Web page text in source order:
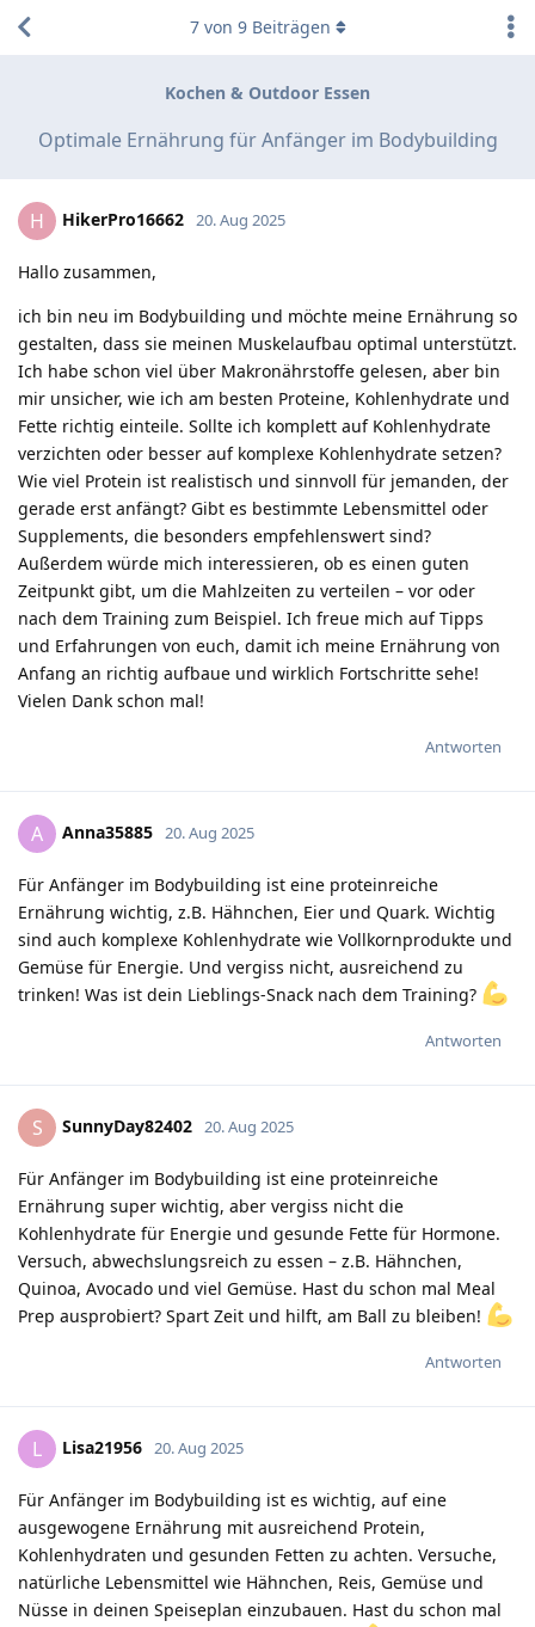
Kochen & Outdoor Essen
Optimale Ernährung für Anfänger im Bodybuilding
7von 9Beiträgen
H HikerPro16662 20. Aug 2025
Hallo zusammen,
ich bin neu im Bodybuilding und möchte meine Ernährung so
gestalten, dass sie meinen Muskelaufbau optimal unterstützt.
Ich habe schon viel über Makronährstoffe gelesen, aber bin
mir unsicher, wie ich am besten Proteine, Kohlenhydrate und
Fette richtig einteile. Sollte ich komplett auf Kohlenhydrate
verzichten oder besser auf komplexe Kohlenhydrate setzen?
Wie viel Protein ist realistisch und sinnvoll für jemanden, der
gerade erst anfängt? Gibt es bestimmte Lebensmittel oder
Supplements, die besonders empfehlenswert sind?
Außerdem würde mich interessieren, ob es einen guten
Zeitpunkt gibt, um die Mahlzeiten zu verteilen – vor oder
nach dem Training zum Beispiel. Ich freue mich auf Tipps
und Erfahrungen von euch, damit ich meine Ernährung von
Anfang an richtig aufbaue und wirklich Fortschritte sehe!
Vielen Dank schon mal!
Antworten
A Anna35885 20. Aug 2025
Für Anfänger im Bodybuilding ist eine proteinreiche
Ernährung wichtig, z.B. Hähnchen, Eier und Quark. Wichtig
sind auch komplexe Kohlenhydrate wie Vollkornprodukte und
Gemüse für Energie. Und vergiss nicht, ausreichend zu
trinken! Was ist dein Lieblings-Snack nach dem Training?
Antworten
S SunnyDay82402 20. Aug 2025
Für Anfänger im Bodybuilding ist eine proteinreiche
Ernährung super wichtig, aber vergiss nicht die
Kohlenhydrate für Energie und gesunde Fette für Hormone.
Versuch, abwechslungsreich zu essen – z.B. Hähnchen,
Quinoa, Avocado und viel Gemüse. Hast du schon mal Meal
Prep ausprobiert? Spart Zeit und hilft, am Ball zu bleiben!
Antworten
L Lisa21956 20. Aug 2025
Für Anfänger im Bodybuilding ist es wichtig, auf eine
ausgewogene Ernährung mit ausreichend Protein,
Kohlenhydraten und gesunden Fetten zu achten. Versuche,
natürliche Lebensmittel wie Hähnchen, Reis, Gemüse und
Nüsse in deinen Speiseplan einzubauen. Hast du schon mal